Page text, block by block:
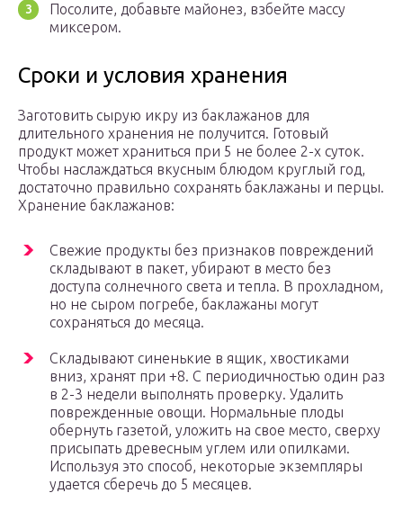
Посолите, добавьте майонез, взбейте массу
миксером.
Сроки и условия хранения
Заготовить сырую икру из баклажанов для
длительного хранения не получится. Готовый
продукт может храниться при 5 не более 2-х суток.
Чтобы наслаждаться вкусным блюдом круглый год,
достаточно правильно сохранять баклажаны и перцы.
Хранение баклажанов:
Свежие продукты без признаков повреждений
складывают в пакет, убирают в место без
доступа солнечного света и тепла. В прохладном,
но не сыром погребе, баклажаны могут
сохраняться до месяца.
Складывают синенькие в ящик, хвостиками
вниз, хранят при +8. С периодичностью один раз
в 2-3 недели выполнять проверку. Удалить
поврежденные овощи. Нормальные плоды
обернуть газетой, уложить на свое место, сверху
присыпать древесным углем или опилками.
Используя это способ, некоторые экземпляры
удается сберечь до 5 месяцев.